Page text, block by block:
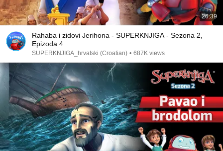
26:39
Rahaba i zidovi Jerihona - SUPERKNJIGA - Sezona 2,
Epizoda 4
SUPERKNJIGA_hrvatski (Croatian) • 687K views